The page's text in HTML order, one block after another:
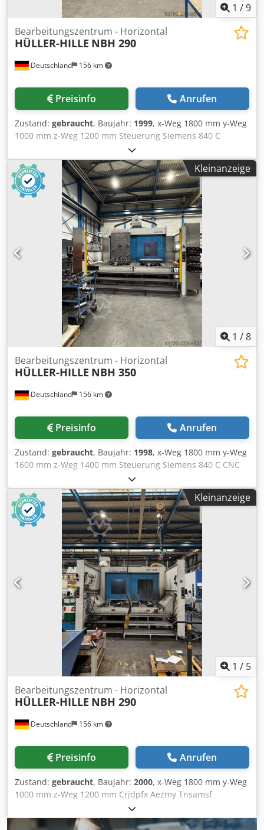
1 /9
Deutschland 156 km
Bearbeitungszentrum - Horizontal
HÜLLER-HILLE NBH 290
Preisinfo Anrufen
Zustand: gebraucht, Baujahr: 1999, x-Weg 1800 mm y-Weg
1000 mm z-Weg 1200 mm Steuerung Siemens 840 C
Gesamtleistungsbedarf 20 kW CNC Horizontal
Bearbeitungszentrum Hüller - Hille NBH 290 Baujahr 1999
Steuerung Siemens 840 C Codpfszmy T Isx Aamorf
Verfahrwege: X 1800 mm Y 1000 mm Z 1200 mm Crash /
beschädigter Tür !!! Die Geometrie ist bei
Neuinbetriebnahme zu korrigieren.
Kleinanzeige
1 /8
Deutschland 156 km
Bearbeitungszentrum - Horizontal
HÜLLER-HILLE NBH 350
Preisinfo Anrufen
Zustand: gebraucht, Baujahr: 1998, x-Weg 1800 mm y-Weg
1600 mm z-Weg 1400 mm Steuerung Siemens 840 C CNC
Horizontal Bearbeitungszentrum Hüller - Hille NBH 350
Baujahr 1998 Steuerung Siemens 840 C Verfahrwege: X
1800 mm Codpfxezmy Tzo Aamsrf Y 1600 mm Z 1400 mm -
Tisch auf 5t Belastung angepasst. + Mehrere Spannmittel
und Werkzeuge (Was auf Bildern gesehen wird.
Kleinanzeige
1 / 5
Deutschland 156 km
Bearbeitungszentrum - Horizontal
HÜLLER-HILLE NBH 290
Preisinfo Anrufen
Zustand: gebraucht, Baujahr: 2000, x-Weg 1800 mm y-Weg
1000 mm z-Weg 1200 mm Crjdpfx Aezmy Tnsamsf
Steuerung Siemens 840 C Gesamtleistungsbedarf 20 kW
CNC Horizontal Bearbeitungszentrum Hüller - Hille NBH